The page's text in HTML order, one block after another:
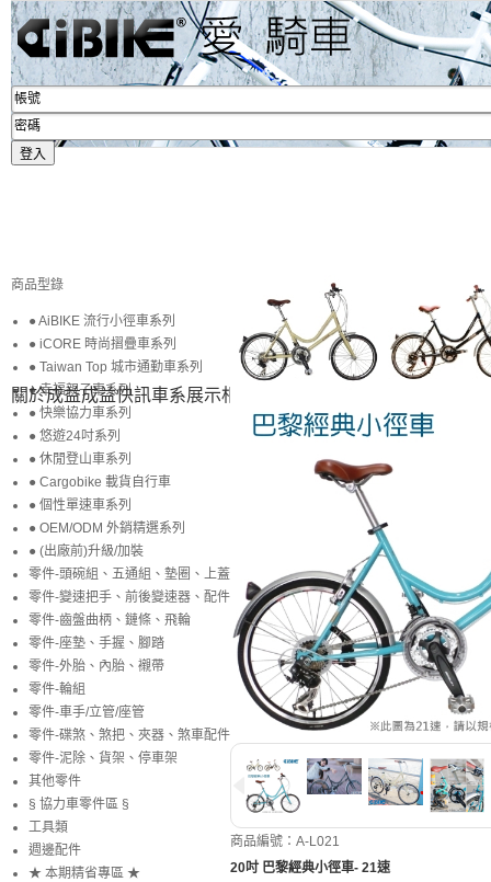
關於成益成益快訊車系展示相簿賞圖
商品編號：A-L021
20吋 巴黎經典小徑車- 21速
商品型錄
● AiBIKE 流行小徑車系列
● iCORE 時尚摺疊車系列
● Taiwan Top 城市通勤車系列
● 幸福親子車系列
● 快樂協力車系列
● 悠遊24吋系列
● 休閒登山車系列
● Cargobike 載貨自行車
● 個性單速車系列
● OEM/ODM 外銷精選系列
● (出廠前)升級/加裝
零件-頭碗組、五通組、墊圈、上蓋
零件-變速把手、前後變速器、配件
零件-齒盤曲柄、鏈條、飛輪
零件-座墊、手握、腳踏
零件-外胎、內胎、襯帶
零件-輪組
零件-車手/立管/座管
零件-碟煞、煞把、夾器、煞車配件
零件-泥除、貨架、停車架
其他零件
§ 協力車零件區 §
工具類
週邊配件
★ 本期精省專區 ★